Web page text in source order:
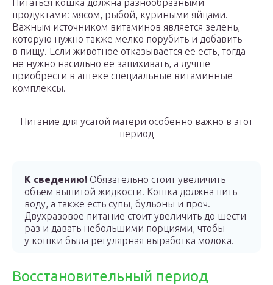
Питаться кошка должна разнообразными
продуктами: мясом, рыбой, куриными яйцами.
Важным источником витаминов является зелень,
которую нужно также мелко порубить и добавить
в пищу. Если животное отказывается ее есть, тогда
не нужно насильно ее запихивать, а лучше
приобрести в аптеке специальные витаминные
комплексы.
Питание для усатой матери особенно важно в этот
период
К сведению! Обязательно стоит увеличить
объем выпитой жидкости. Кошка должна пить
воду, а также есть супы, бульоны и проч.
Двухразовое питание стоит увеличить до шести
раз и давать небольшими порциями, чтобы
у кошки была регулярная выработка молока.
Восстановительный период